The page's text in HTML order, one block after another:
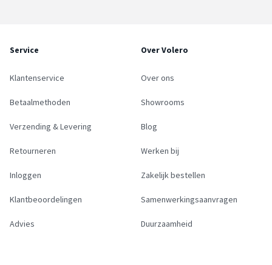
Service
Klantenservice
Betaalmethoden
Verzending & Levering
Retourneren
Inloggen
Klantbeoordelingen
Advies
Over Volero
Over ons
Showrooms
Blog
Werken bij
Zakelijk bestellen
Samenwerkingsaanvragen
Duurzaamheid